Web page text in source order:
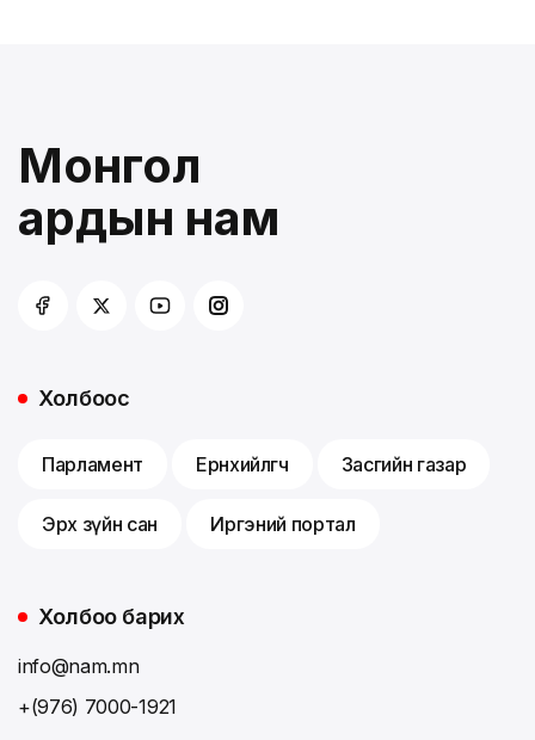
Монгол
ардын нам
Холбоос
Парламент Ерөнхийлөгч Засгийн газар
Эрх зүйн сан Иргэний портал
Холбоо барих
info@nam.mn
+(976) 7000-1921